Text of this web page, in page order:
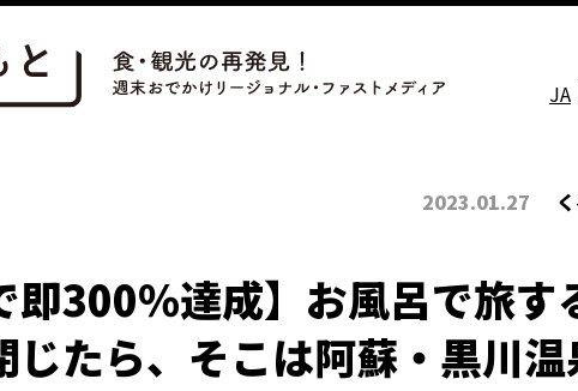
JA
2023.01.27
即300％達成】お風呂で旅す
じたら、そこは阿蘇・黒川